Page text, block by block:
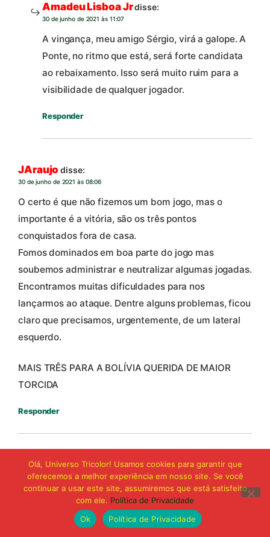
Amadeu Lisboa Jrdisse:
30 de junho de 2021 às 11:07
A vingança, meu amigo Sérgio, virá a galope. A
Ponte, no ritmo que está, será forte candidata
ao rebaixamento. Isso será muito ruim para a
visibilidade de qualquer jogador.
Responder
JAraujo disse:
30 de junho de 2021 às 08:06
O certo é que não fizemos um bom jogo, mas o
importante é a vitória, são os três pontos
conquistados fora de casa.
Fomos dominados em boa parte do jogo mas
soubemos administrar e neutralizar algumas jogadas.
Encontramos muitas dificuldades para nos
lançarmos ao ataque. Dentre alguns problemas, ficou
claro que precisamos, urgentemente, de um lateral
esquerdo.
MAIS TRÊS PARA A BOLÍVIA QUERIDA DE MAIOR
TORCIDA
Responder
Sergio Frota disse:
30 de junho de 2021 às 09:44
Como não fizemos um bom jogo ? A estratégia
adotada pelo Surian foi perfeita. Fortalecer o meio,
o Remo tem 3 excelentes jogadores nesse setor, e
Olá, Universo Tricolor! Usamos cookies para garantir que
oferecemos a melhor experiência em nosso site. Se você
continuar a usar este site, assumiremos que está satisfeito
com ele. Política de Privacidade
Ok
Política de Privacidade